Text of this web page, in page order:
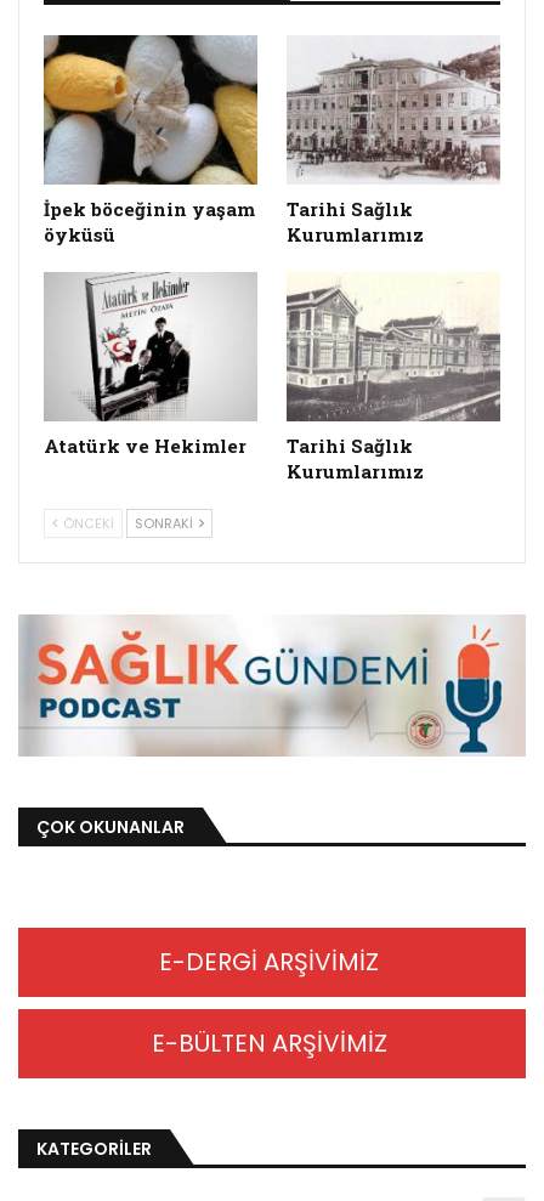
İpek böceğinin yaşam
öyküsü
Tarihi Sağlık
Kurumlarımız
Atatürk ve Hekimler
Tarihi Sağlık
Kurumlarımız
ÖNCEKI SONRAKI
ÇOK OKUNANLAR
E-DERGİ ARŞİVİMİZ
E-BÜLTEN ARŞİVİMİZ
KATEGORİLER